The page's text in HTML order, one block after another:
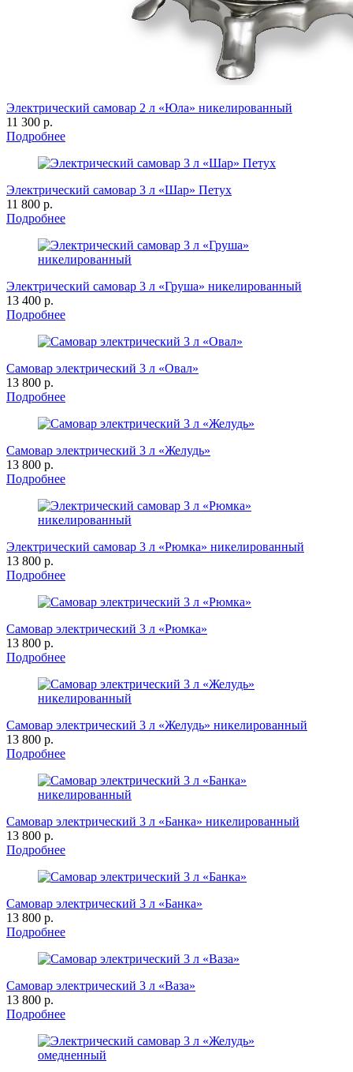
Электрический самовар 2 л «Юла» никелированный
11 300 р.
Подробнее
Электрический самовар 3 л «Шар» Петух
11 800 р.
Подробнее
Электрический самовар 3 л «Груша» никелированный
13 400 р.
Подробнее
Самовар электрический 3 л «Овал»
13 800 р.
Подробнее
Самовар электрический 3 л «Желудь»
13 800 р.
Подробнее
Электрический самовар 3 л «Рюмка» никелированный
13 800 р.
Подробнее
Самовар электрический 3 л «Рюмка»
13 800 р.
Подробнее
Самовар электрический 3 л «Желудь» никелированный
13 800 р.
Подробнее
Самовар электрический 3 л «Банка» никелированный
13 800 р.
Подробнее
Самовар электрический 3 л «Банка»
13 800 р.
Подробнее
Самовар электрический 3 л «Ваза»
13 800 р.
Подробнее